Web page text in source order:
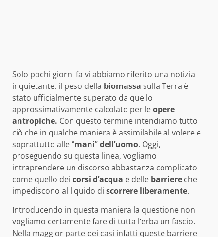
Solo pochi giorni fa vi abbiamo riferito una notizia
inquietante: il peso della biomassa sulla Terra è
stato ufficialmente superato da quello
approssimativamente calcolato per leopere
antropiche. Con questo termine intendiamo tutto
ciò che in qualche maniera è assimilabile al volere e
soprattutto alle “mani”dell’uomo. Oggi,
proseguendo su questa linea, vogliamo
intraprendere un discorso abbastanza complicato
come quello dei corsi d’acqua e delle barriere che
impediscono al liquido di scorrere liberamente.
Introducendo in questa maniera la questione non
vogliamo certamente fare di tutta l’erba un fascio.
Nella maggior parte dei casi infatti queste barriere